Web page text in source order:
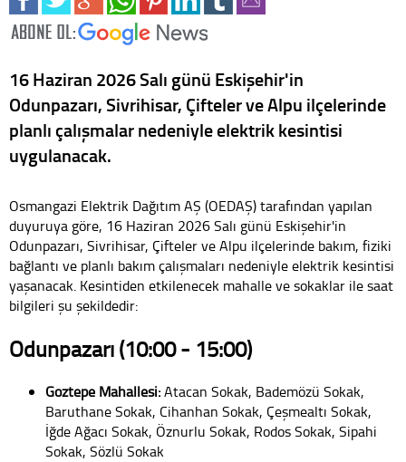
16 Haziran 2026 Salı günü Eskişehir'in
Odunpazarı, Sivrihisar, Çifteler ve Alpu ilçelerinde
planlı çalışmalar nedeniyle elektrik kesintisi
uygulanacak.
Osmangazi Elektrik Dağıtım AŞ (OEDAŞ) tarafından yapılan
duyuruya göre, 16 Haziran 2026 Salı günü Eskişehir'in
Odunpazarı, Sivrihisar, Çifteler ve Alpu ilçelerinde bakım, fiziki
bağlantı ve planlı bakım çalışmaları nedeniyle elektrik kesintisi
yaşanacak. Kesintiden etkilenecek mahalle ve sokaklar ile saat
bilgileri şu şekildedir:
Odunpazarı (10:00 - 15:00)
Göztepe Mahallesi:Atacan Sokak, Bademözü Sokak,
Baruthane Sokak, Cihanhan Sokak, Çeşmealtı Sokak,
İğde Ağacı Sokak, Öznurlu Sokak, Rodos Sokak, Sipahi
Sokak, Sözlü Sokak